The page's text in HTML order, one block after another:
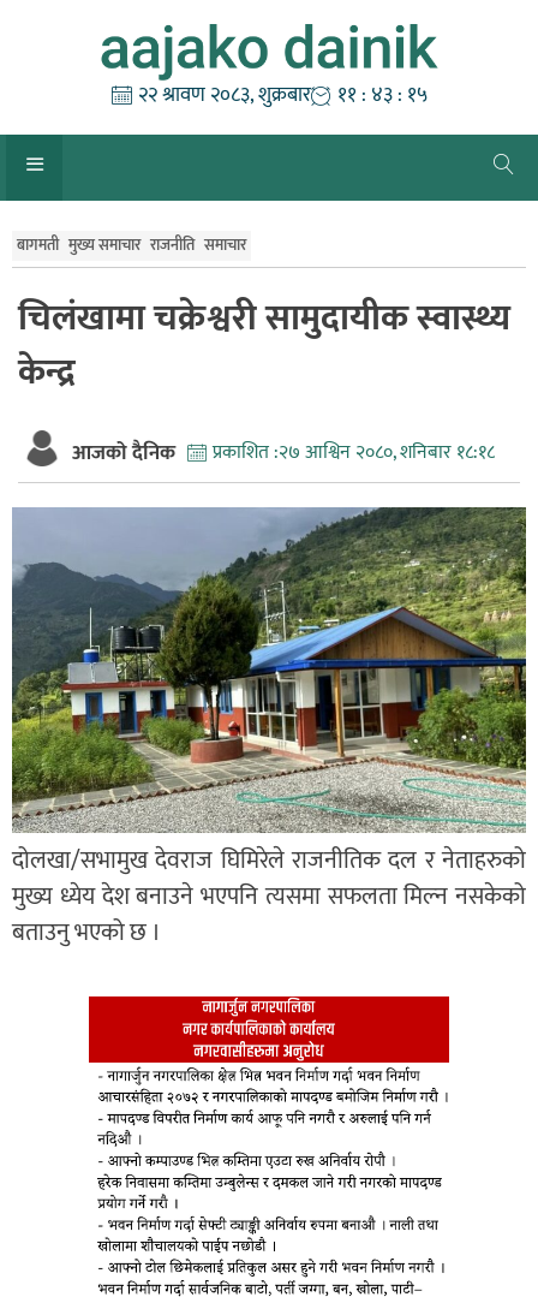
२२ श्रावण २०८३, शुक्रबार ११ : ४३ : १६
बागमती मुख्य समाचार राजनीति समाचार
चिलंखामा चक्रेश्वरी सामुदायीक स्वास्थ्य
केन्द्र
आजको दैनिक प्रकाशित :२७ आश्विन २०८०, शनिबार १८:१८
दोलखा/सभामुख देवराज घिमिरेले राजनीतिक दल र नेताहरुको
मुख्य ध्येय देश बनाउने भएपनि त्यसमा सफलता मिल्न नसकेको
बताउनु भएको छ ।